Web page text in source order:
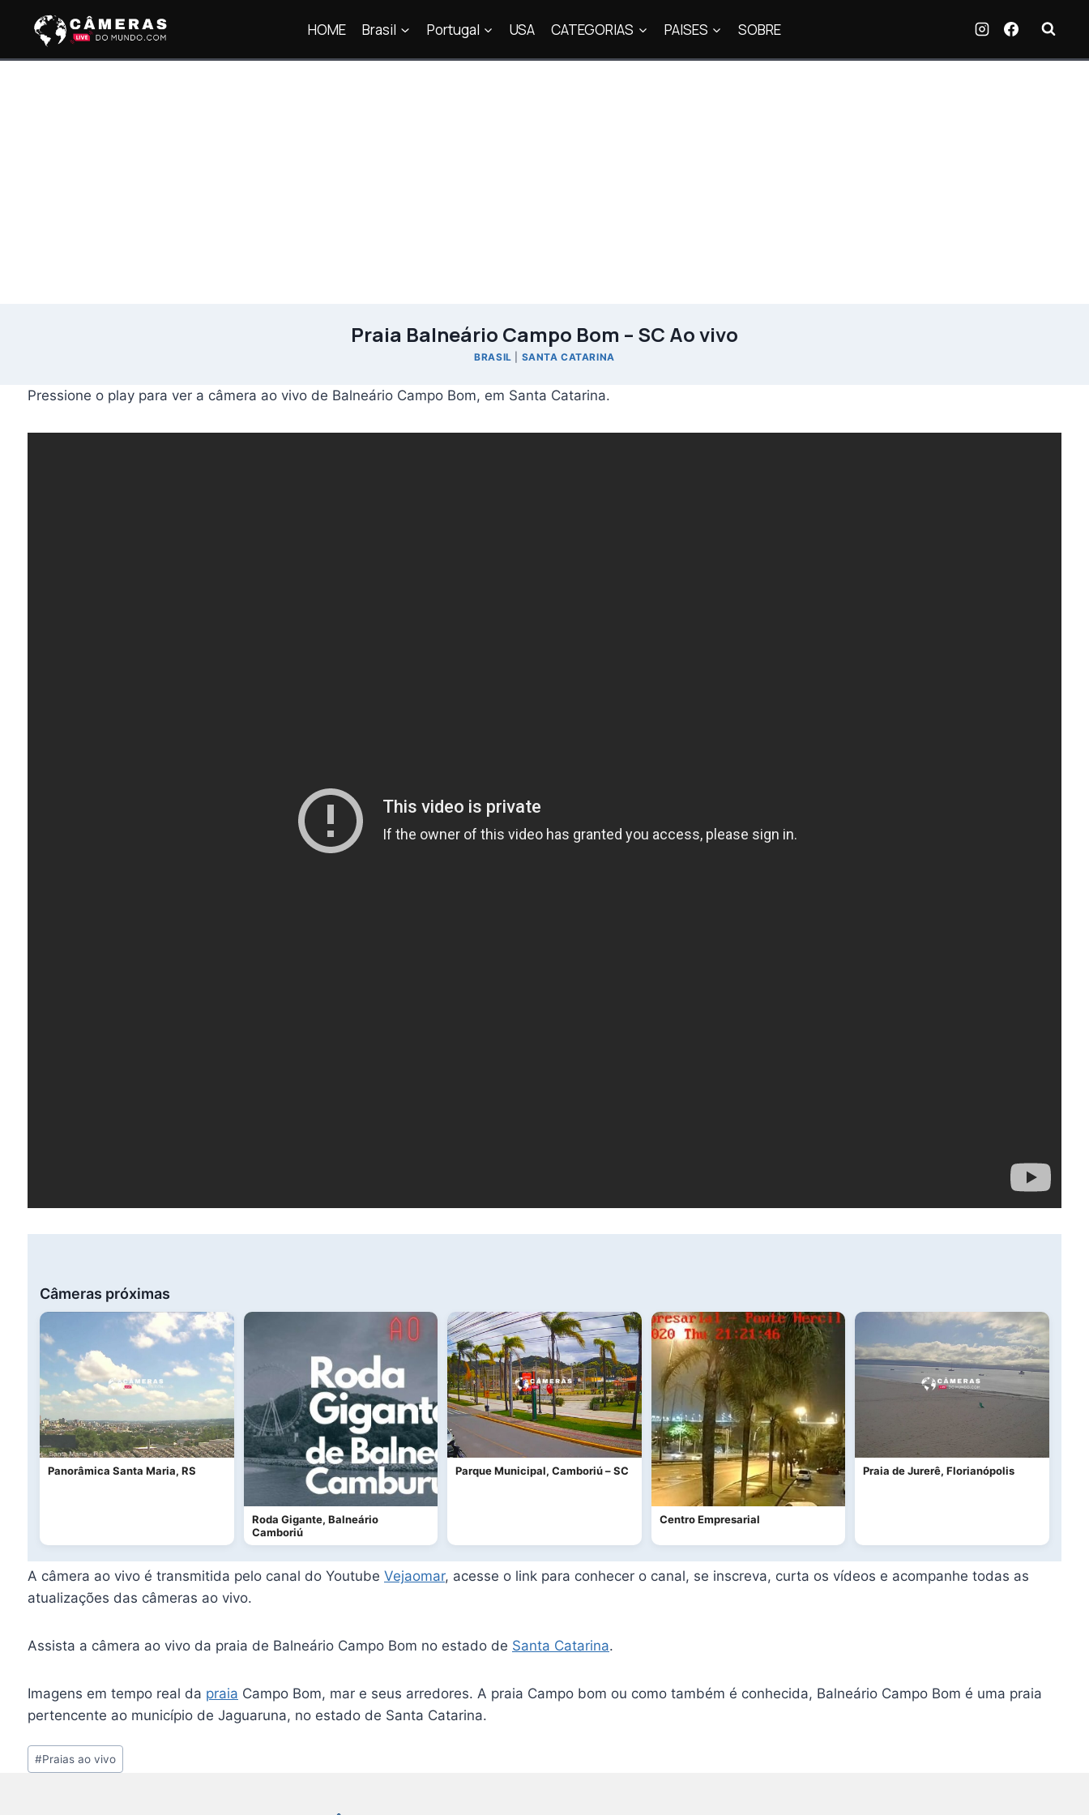
HOME Brasil Portugal USA CATEGORIAS PAISES SOBRE
Praia Balneário Campo Bom – SC Ao vivo
BRASIL SANTA CATARINA
Pressione o play para ver a câmera ao vivo de Balneário Campo Bom, em Santa Catarina.
Câmeras próximas
Panorâmica Santa Maria, RS
Roda Gigante, Balneário
Camboriú
Parque Municipal, Camboriú – SC
Centro Empresarial
Praia de Jurerê, Florianópolis
A câmera ao vivo é transmitida pelo canal do Youtube Vejaomar, acesse o link para conhecer o canal, se inscreva, curta os vídeos e acompanhe todas as
atualizações das câmeras ao vivo.
Assista a câmera ao vivo da praia de Balneário Campo Bom no estado de Santa Catarina.
Imagens em tempo real da praia Campo Bom, mar e seus arredores. A praia Campo bom ou como também é conhecida, Balneário Campo Bom é uma praia
pertencente ao município de Jaguaruna, no estado de Santa Catarina.
Tags
do
#Praias ao vivo